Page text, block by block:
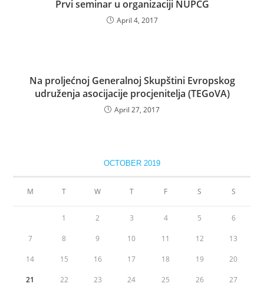
Prvi seminar u organizaciji NUPCG
April 4, 2017
Na proljećnoj Generalnoj Skupštini Evropskog
udruženja asocijacije procjenitelja (TEGoVA)
April 27, 2017
OCTOBER 2019
M T W T F S S
1 2 3 4 5 6
7 8 9 10 11 12 13
14 15 16 17 18 19 20
21 22 23 24 25 26 27